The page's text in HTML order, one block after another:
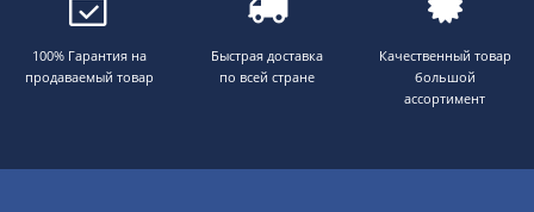
100% Гарантия на
продаваемый товар
Быстрая доставка
по всей стране
Качественный товар
большой
ассортимент